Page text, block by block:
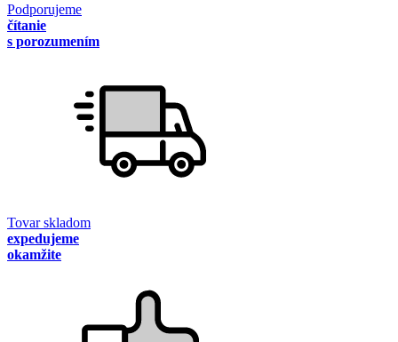
Podporujeme
čítanie
s porozumením
Tovar skladom
expedujeme
okamžite